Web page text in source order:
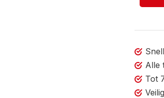
Alle
Tot